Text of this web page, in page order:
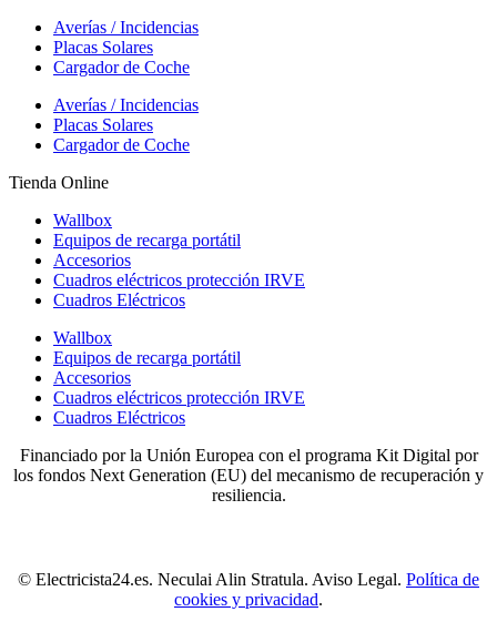
Averías / Incidencias
Placas Solares
Cargador de Coche
Averías / Incidencias
Placas Solares
Cargador de Coche
Tienda Online
Wallbox
Equipos de recarga portátil
Accesorios
Cuadros eléctricos protección IRVE
Cuadros Eléctricos
Wallbox
Equipos de recarga portátil
Accesorios
Cuadros eléctricos protección IRVE
Cuadros Eléctricos
Financiado por la Unión Europea con el programa Kit Digital por
los fondos Next Generation (EU) del mecanismo de recuperación y
resiliencia.
© Electricista24.es. Neculai Alin Stratula. Aviso Legal. Política de
cookies y privacidad.